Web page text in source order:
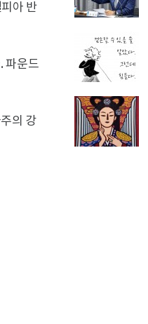
아 반
파운드
의 강